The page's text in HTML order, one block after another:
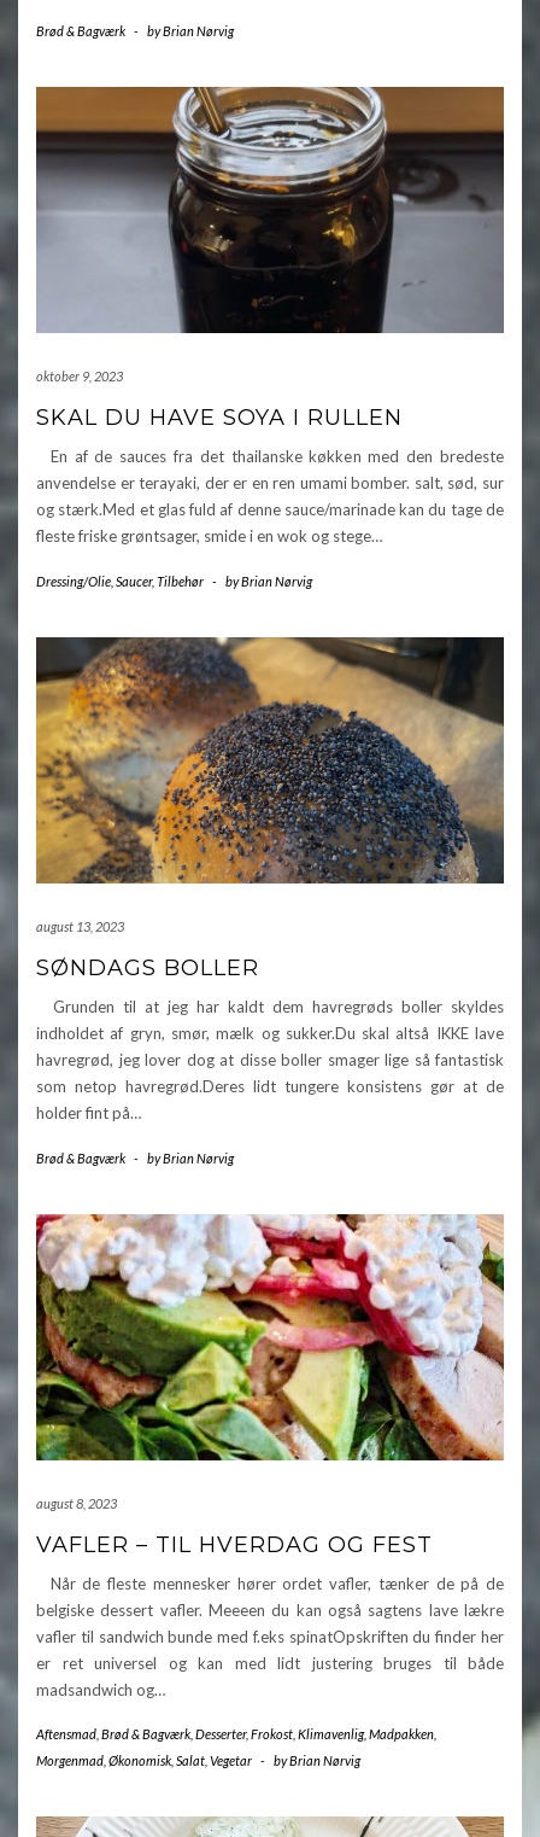
Brød & Bagværk - byBrian Nørvig
oktober 9, 2023
SKAL DU HAVE SOYA I RULLEN
En af de sauces fra det thailanske køkken med den bredeste
anvendelse er terayaki, der er en ren umami bomber. salt, sød, sur
og stærk.Med et glas fuld af denne sauce/marinade kan du tage de
fleste friske grøntsager, smide i en wok og stege…
Dressing/Olie Saucer, Tilbehør - byBrian Nørvig
august 13, 2023
SØNDAGS BOLLER
Grunden til at jeg har kaldt dem havregrøds boller skyldes
indholdet af gryn, smør, mælk og sukker.Du skal altså IKKE lave
havregrød, jeg lover dog at disse boller smager lige så fantastisk
som netop havregrød.Deres lidt tungere konsistens gør at de
holder fint på…
Brød & Bagværk - byBrian Nørvig
august 8, 2023
VAFLER – TIL HVERDAG OG FEST
Når de fleste mennesker hører ordet vafler, tænker de på de
belgiske dessert vafler. Meeeen du kan også sagtens lave lækre
vafler til sandwich bunde med f.eks spinatOpskriften du finder her
er ret universel og kan med lidt justering bruges til både
madsandwich og…
Aftensmad Brød & Bagværk Desserter, Frokost Klimavenlig, Madpakken
Morgenmad Økonomisk Salat Vegetar - byBrian Nørvig